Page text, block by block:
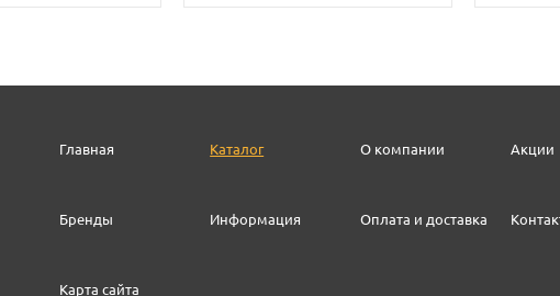
Главная Каталог О компании Акции
Бренды Информация Оплата и доставка
Карта сайта